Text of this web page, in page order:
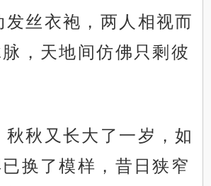
发丝衣袍，两人相视而
，天地间仿佛只剩彼
秋秋又长大了一岁，如
换了模样，昔日狭窄